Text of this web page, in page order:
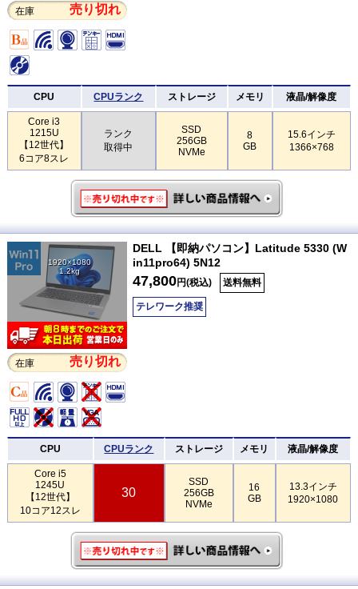
在庫 売り切れ
CPU CPUランク ストレージ メモリ 液晶/解像度
Core i3
1215U
【12世代】
6コア8スレ
ランク
取得中
SSD
256GB
NVMe
8
GB
15.6インチ
1366×768
1920×1080
1.2kg
在庫 売り切れ
DELL 【即納パソコン】Latitude 5330 (W
in11pro64) 5N12
47,800円(税込) 送料無料
テレワーク推奨
CPU CPUランク ストレージ メモリ 液晶/解像度
Core i5
1245U
【12世代】
10コア12スレ
30
SSD
256GB
NVMe
16
GB
13.3インチ
1920×1080